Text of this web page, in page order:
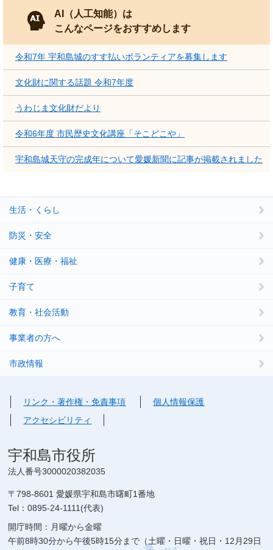
AI（人工知能）は
こんなページをおすすめします
令和7年 宇和島城のすす払いボランティアを募集します
文化財に関する話題 令和7年度
うわじま文化財だより
令和6年度 市民歴史文化講座「そこどこや」
宇和島城天守の完成年について愛媛新聞に記事が掲載されました
生活・くらし
防災・安全
健康・医療・福祉
子育て
教育・社会活動
事業者の方へ
市政情報
リンク・著作権・免責事項
個人情報保護
アクセシビリティ
宇和島市役所
法人番号3000020382035
〒798-8601 愛媛県宇和島市曙町1番地
Tel：0895-24-1111(代表)
開庁時間：月曜から金曜
午前8時30分から午後5時15分まで（土曜・日曜・祝日・12月29日